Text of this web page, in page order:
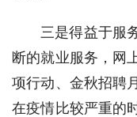
三是得益于服
断的就业服务，网
项行动、金秋招聘
在疫情比较严重的